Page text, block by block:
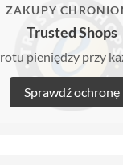
ZAKUPY
Trusted Shops
pieniędzy przy
Sprawdź ochronę